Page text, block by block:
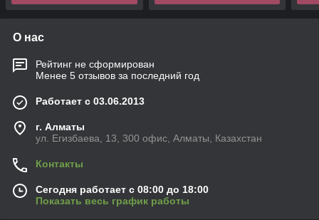
О нас
Рейтинг не сформирован
Менее 5 отзывов за последний год
Работает с 03.06.2013
г. Алматы
ул. Егизбаева, 13, 300 офис, Алматы, Казахстан
Контакты
Сегодня работает с 08:00 до 18:00
Показать весь график работы